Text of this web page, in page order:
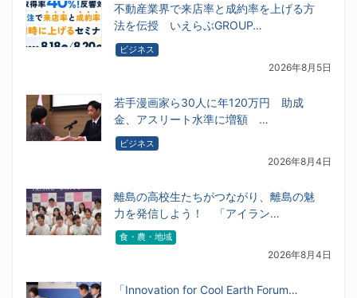
不動産業界で来店率と成約率を上げる方
法を伝授 いえらぶGROUP…
ビジネス
2026年8月5日
若手漫画家ら30人に年120万円 助成
金、アスリート水準に増額 …
ビジネス
2026年8月4日
離島の高校生たちがつながり、離島の魅
力を発信しよう！ 「アイラン…
食・農・地域
2026年8月4日
「Innovation for Cool Earth Forum…